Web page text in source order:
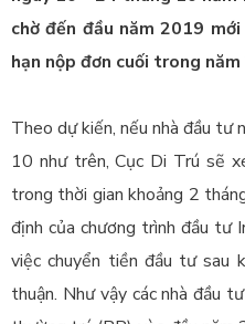
chờ đến đầu năm 2019
hạn nộp đơn cuối trong
Theo dự kiến, nếu nhà đầu
10 như trên, Cục Di Trú sẽ
trong thời gian khoảng 2
định của chương trình đầu tư
việc chuyển tiền đầu tư sau
thuận. Như vậy các nhà đầu